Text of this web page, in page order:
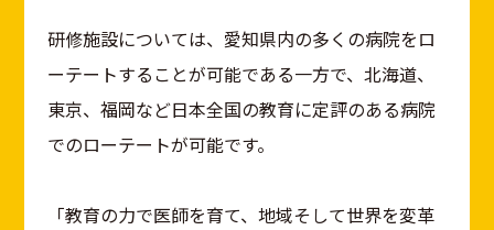
研修施設については、愛知県内の多くの病院をロ
ーテートすることが可能である一方で、北海道、
東京、福岡など日本全国の教育に定評のある病院
でのローテートが可能です。
「教育の力で医師を育て、地域そして世界を変革